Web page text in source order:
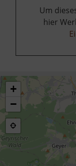
Um
hier
+
−